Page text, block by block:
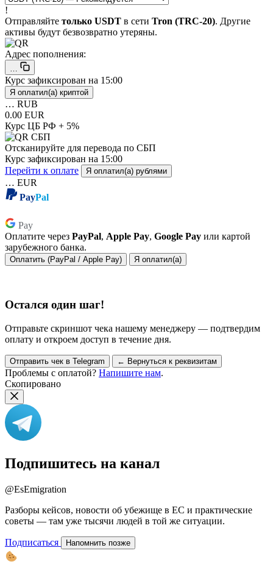
!
Отправляйте только USDT в сети Tron (TRC-20). Другие
активы будут безвозвратно утеряны.
Адрес пополнения:
…
Курс зафиксирован на 15:00
Я оплатил(а) криптой
… RUB
0.00 EUR
Курс ЦБ РФ + 5%
Отсканируйте для перевода по СБП
Курс зафиксирован на 15:00
Перейти к оплате
Я оплатил(а) рублями
… EUR
PayPal
Pay
Оплатите через PayPal, Apple Pay, Google Pay или картой
зарубежного банка.
Оплатить (PayPal / Apple Pay) Я оплатил(а)
Остался один шаг!
Отправьте скриншот чека нашему менеджеру — подтвердим
оплату и откроем доступ в течение дня.
Отправить чек в Telegram ← Вернуться к реквизитам
Проблемы с оплатой? Напишите нам.
Скопировано
Подпишитесь на канал
@EsEmigration
Разборы кейсов, новости об убежище в ЕС и практические
советы — там уже тысячи людей в той же ситуации.
Подписаться Напомнить позже